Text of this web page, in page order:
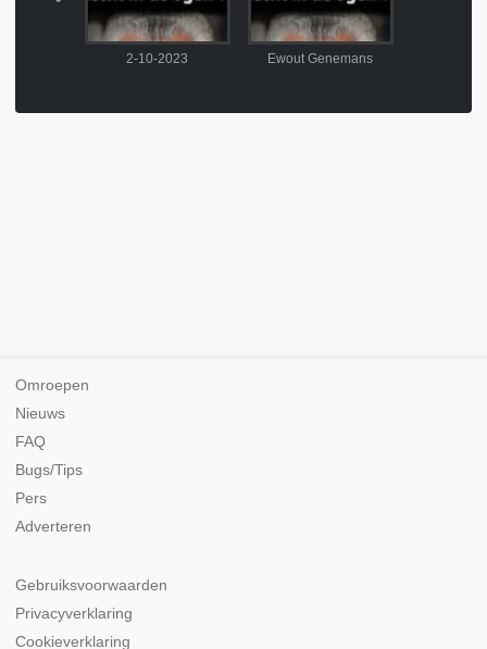
2-10-2023 Ewout Genemans
Omroepen
Nieuws
FAQ
Bugs/Tips
Pers
Adverteren
Gebruiksvoorwaarden
Privacyverklaring
Cookieverklaring